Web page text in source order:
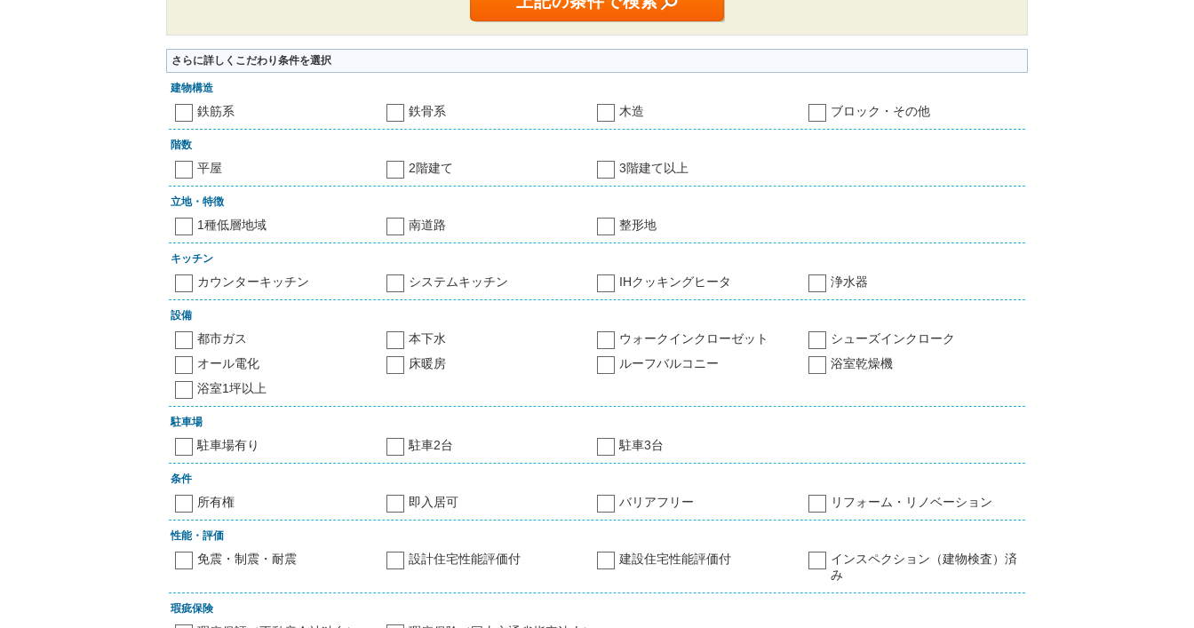
さらに詳しくこだわり条件を選択
建物構造
鉄筋系 鉄骨系 木造 ブロック・その他
階数
平屋 2階建て 3階建て以上
立地・特徴
1種低層地域 南道路 整形地
キッチン
カウンターキッチン システムキッチン IHクッキングヒータ 浄水器
設備
都市ガス 本下水 ウォークインクローゼット
シューズインクローク
オール電化
床暖房 ルーフバルコニー
浴室乾燥機
浴室1坪以上
駐車場
駐車場有り 駐車2台 駐車3台
条件
所有権 即入居可 バリアフリー リフォーム・リノベーション
性能・評価
免震・制震・耐震 設計住宅性能評価付 建設住宅性能評価付
インスペクション（建物検査）済
み
瑕疵保険